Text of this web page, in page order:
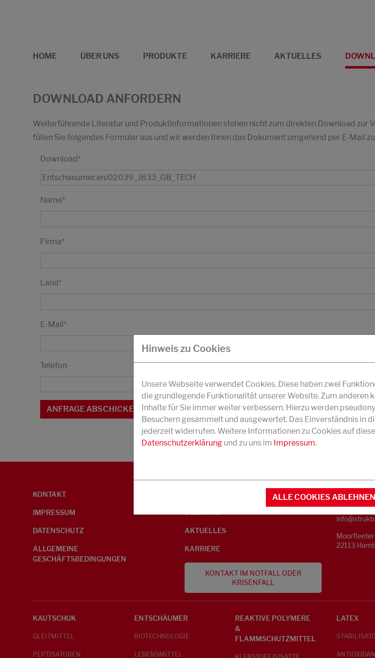
HOME ÜBER UNS PRODUKTE KARRIERE AKTUELLES
DOWNLOAD ANFORDERN
Weiterführende Literatur und Produktinformationen stehen nicht zum direkten Download zur
füllen Sie folgendes Formular aus und wir werden Ihnen das Dokument umgehend per E-Mail
Download*
Name*
Firma*
Land*
E-Mail*
Telefon
KONTAKT
IMPRESSUM
DATENSCHUTZ
ALLGEMEINE
GESCHÄFTSBEDINGUNGEN
UMWELTINFORMATIONEN
AKTUELLES
KARRIERE
KONTAKT IM NOTFALL ODER
KRISENFALL
KONTAKT
Telefon
22113
KAUTSCHUK
GLEITMITTEL
PEPTISATOREN
ENTSCHÄUMER
BIOTECHNOLOGIE
LEBENSMITTEL
REAKTIVE POLYMERE
&
FLAMMSCHUTZMITTEL
LATEX
Hinweis zu Cookies
Unsere Webseite verwendet Cookies. Diese haben zwei
die grundlegende Funktionalität unserer Website. Zum anderen
Inhalte für Sie immer weiter verbessern. Hierzu werden
Besuchern gesammelt und ausgewertet. Das Einverständnis in
jederzeit widerrufen. Weitere Informationen zu Cookies auf
Datenschutzerklärung und zu uns im Impressum.
ALLE COOKIES ABLEHNEN